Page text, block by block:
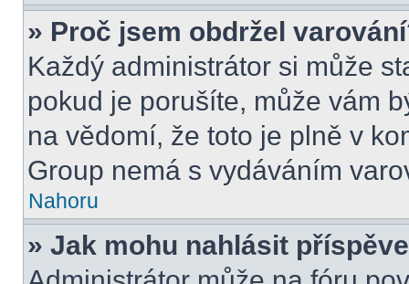
» Proč jsem obdržel
Každý administrátor si může
pokud je porušíte, může vám
na vědomí, že toto je plně v
Group nemá s vydáváním
Nahoru
» Jak mohu nahlásit